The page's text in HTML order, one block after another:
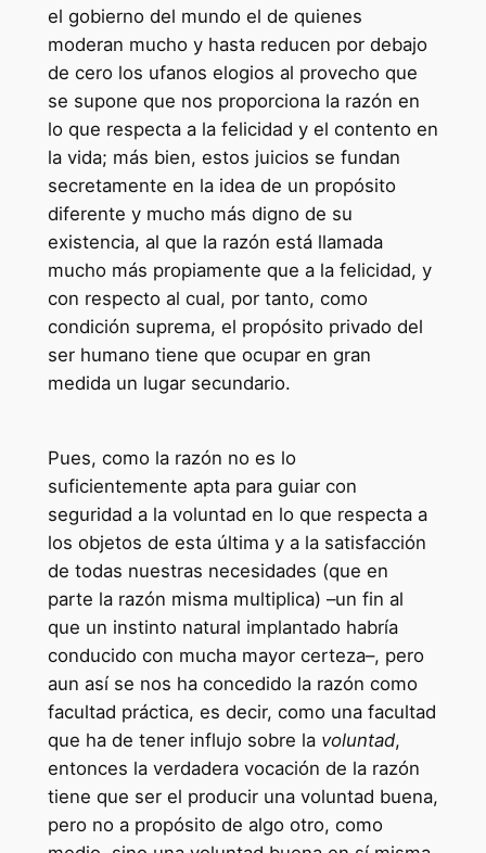
el gobierno del mundo el de quienes
moderan mucho y hasta reducen por debajo
de cero los ufanos elogios al provecho que
se supone que nos proporciona la razón en
lo que respecta a la felicidad y el contento en
la vida; más bien, estos juicios se fundan
secretamente en la idea de un propósito
diferente y mucho más digno de su
existencia, al que la razón está llamada
mucho más propiamente que a la felicidad, y
con respecto al cual, por tanto, como
condición suprema, el propósito privado del
ser humano tiene que ocupar en gran
medida un lugar secundario.
Pues, como la razón no es lo
suficientemente apta para guiar con
seguridad a la voluntad en lo que respecta a
los objetos de esta última y a la satisfacción
de todas nuestras necesidades (que en
parte la razón misma multiplica) –un fin al
que un instinto natural implantado habría
conducido con mucha mayor certeza–, pero
aun así se nos ha concedido la razón como
facultad práctica, es decir, como una facultad
que ha de tener influjo sobre la voluntad,
entonces la verdadera vocación de la razón
tiene que ser el producir una voluntad buena,
pero no a propósito de algo otro, como